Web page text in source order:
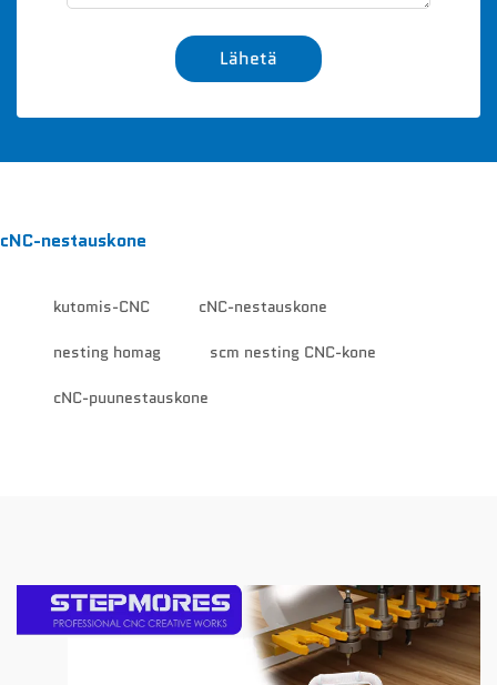
Lähetä
cNC-nestauskone
kutomis-CNC cNC-nestauskone
nesting homag scm nesting CNC-kone
cNC-puunestauskone